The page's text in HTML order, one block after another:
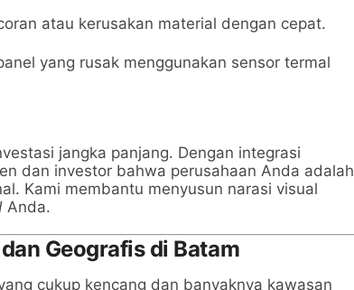
atau kerusakan material dengan cepat.
yang rusak menggunakan sensor termal
jangka panjang. Dengan integrasi
dan investor bahwa perusahaan Anda adalah
Kami membantu menyusun narasi visual
Anda.
Geografis di Batam
cukup kencang dan banyaknya kawasan